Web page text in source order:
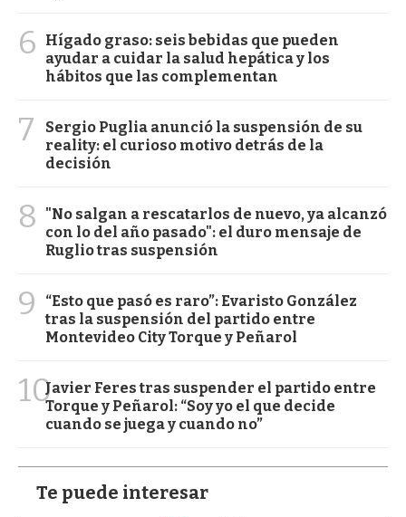
6
Hígado graso: seis bebidas que pueden
ayudar a cuidar la salud hepática y los
hábitos que las complementan
7
Sergio Puglia anunció la suspensión de su
reality: el curioso motivo detrás de la
decisión
8
"No salgan a rescatarlos de nuevo, ya alcanzó
con lo del año pasado": el duro mensaje de
Ruglio tras suspensión
9
“Esto que pasó es raro”: Evaristo González
tras la suspensión del partido entre
Montevideo City Torque y Peñarol
10Javier Feres tras suspender el partido entre
Torque y Peñarol: “Soy yo el que decide
cuando se juega y cuando no”
Te puede interesar